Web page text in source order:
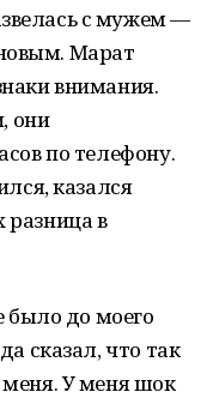
с мужем —
Марат
внимания.
они
по телефону.
казался
в
было до моего
сказал, что так
У меня шок